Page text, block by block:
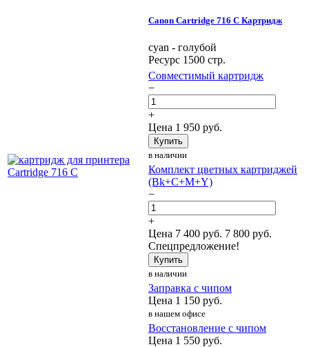
Canon Cartridge 716 C Картридж
cyan - голубой
Ресурс 1500 стр.
Совместимый картридж
−
+
Цена 1 950 руб.
Купить
в наличии
Комплект цветных картриджей
(Bk+C+M+Y)
−
+
Цена 7 400 руб. 7 800 руб.
Спецпредложение!
Купить
в наличии
Заправка с чипом
Цена 1 150 руб.
в нашем офисе
Восстановление с чипом
Цена 1 550 руб.